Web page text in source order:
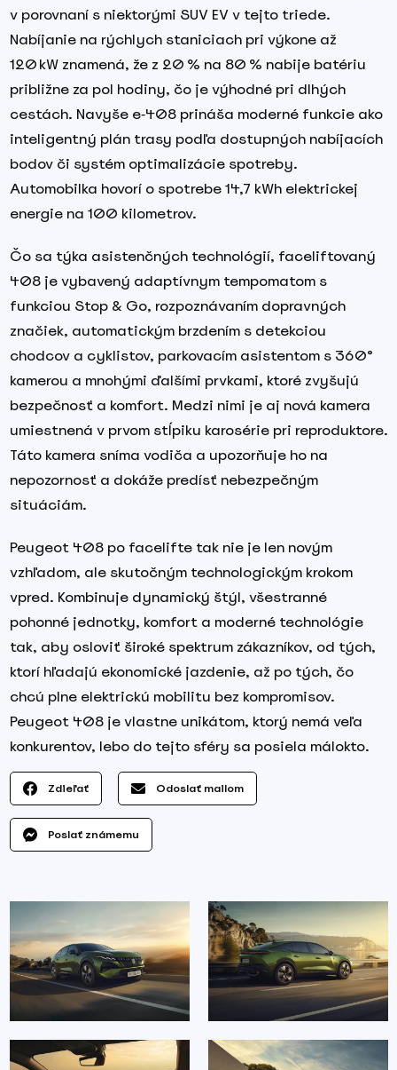
v porovnaní s niektorými SUV EV v tejto triede.
Nabíjanie na rýchlych staniciach pri výkone až
120 kW znamená, že z 20 % na 80 % nabije batériu
približne za pol hodiny, čo je výhodné pri dlhých
cestách. Navyše e‑408 prináša moderné funkcie ako
inteligentný plán trasy podľa dostupných nabíjacích
bodov či systém optimalizácie spotreby.
Automobilka hovorí o spotrebe 14,7 kWh elektrickej
energie na 100 kilometrov.
Čo sa týka asistenčných technológií, faceliftovaný
408 je vybavený adaptívnym tempomatom s
funkciou Stop & Go, rozpoznávaním dopravných
značiek, automatickým brzdením s detekciou
chodcov a cyklistov, parkovacím asistentom s 360°
kamerou a mnohými ďalšími prvkami, ktoré zvyšujú
bezpečnosť a komfort. Medzi nimi je aj nová kamera
umiestnená v prvom stĺpiku karosérie pri reproduktore.
Táto kamera sníma vodiča a upozorňuje ho na
nepozornosť a dokáže predísť nebezpečným
situáciám.
Peugeot 408 po facelifte tak nie je len novým
vzhľadom, ale skutočným technologickým krokom
vpred. Kombinuje dynamický štýl, všestranné
pohonné jednotky, komfort a moderné technológie
tak, aby osloviť široké spektrum zákazníkov, od tých,
ktorí hľadajú ekonomické jazdenie, až po tých, čo
chcú plne elektrickú mobilitu bez kompromisov.
Peugeot 408 je vlastne unikátom, ktorý nemá veľa
konkurentov, lebo do tejto sféry sa posiela málokto.
Zdieľať Odoslať mailom
Poslať známemu